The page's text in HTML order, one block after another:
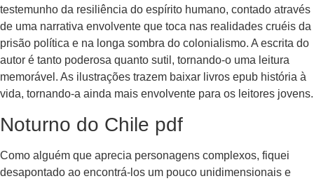
testemunho da resiliência do espírito humano, contado através
de uma narrativa envolvente que toca nas realidades cruéis da
prisão política e na longa sombra do colonialismo. A escrita do
autor é tanto poderosa quanto sutil, tornando-o uma leitura
memorável. As ilustrações trazem baixar livros epub história à
vida, tornando-a ainda mais envolvente para os leitores jovens.
Noturno do Chile pdf
Como alguém que aprecia personagens complexos, fiquei
desapontado ao encontrá-los um pouco unidimensionais e